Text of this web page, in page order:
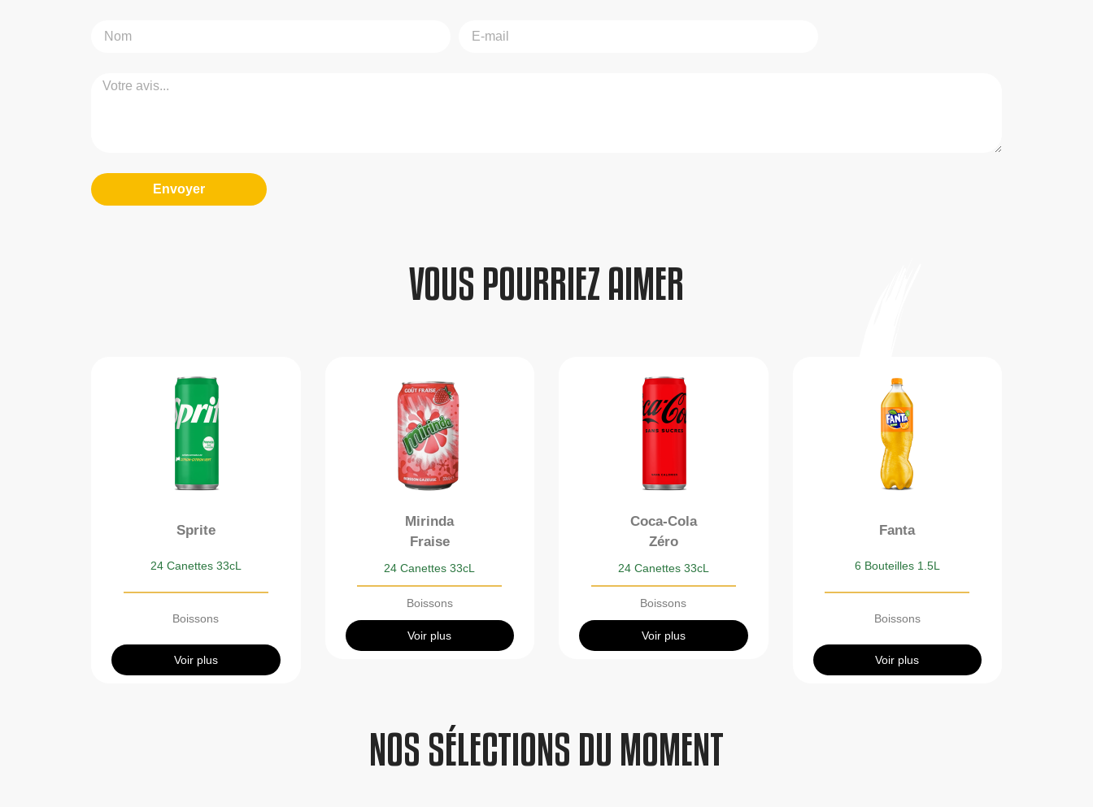
Envoyer
VOUS POURRIEZ AIMER
Sprite
24 Canettes 33cL
Boissons
Voir plus
Mirinda
Fraise
24 Canettes 33cL
Boissons
Voir plus
Coca-Cola
Zéro
24 Canettes 33cL
Boissons
Voir plus
Fanta
6 Bouteilles 1.5L
Boissons
Voir plus
NOS SÉLECTIONS DU MOMENT